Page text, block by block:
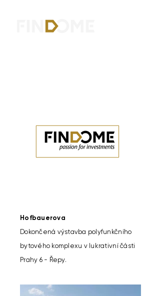
Hofbauerova
Dokončená výstavba polyfunkčního
bytového komplexu v lukrativní části
Prahy 6 - Řepy.